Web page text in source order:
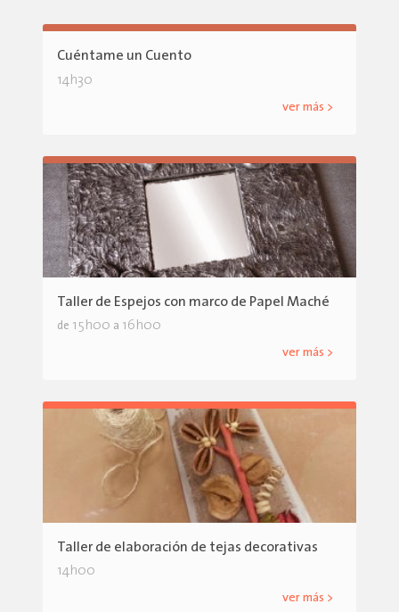
Cuéntame un Cuento
14h30
ver más >
Taller de Espejos con marco de Papel Maché
de 15h00 a 16h00
ver más >
Taller de elaboración de tejas decorativas
14h00
ver más >